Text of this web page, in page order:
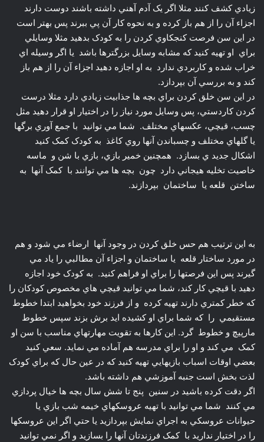
زيادي کشف کنند مثلا اگر يک آدم آهني داشته باشند دوست دارند
اجزاء آن را از هم باز کرده و به نحوه کار آن پي ببرند پس بهتر است
در اين سن فرصت کنجکاوي کردن را به کودک بدهيد مثلا وسايلي
براي او تهيه کنيد که مشابه وسايل بزرگترها باشد يا اگر وسيله اي
خراب شده و کاربردي ندارد به او اجازه دهيد اجزاء آن را از هم باز
کند و به بررسي آن بپردازد.
در اين سن خلق کردن براي بچه ها جذابيت زيادي دارد مثلا درست
کردن کاردستي، پس وسايل مورد نياز را در اختيار او قرار دهيد مثل
چسب، قيچي، عکسهاي مختلف. شما مي توانيد با جمع آوري برگها
يا گلهاي مختلف و چسباندن آنها روي کاغذ به کودک کمک کنيد
اشکال جديد ي بسازد. همچنين خمير بازي، بازي با شن و ماسه
خاصيت تخليه هيجاني دارد چون بچه ها مي توانند با کمک آنها به
ساختن قلعه يا ساختمان بپردازند.
به اين ترتيب هم حس خلق کردن در وجود آنها ارضاء مي شود و هم
در مورد ساختار قلعه يا ساختمان و اجزاء آن مطالبي را ياد مي
گيرند پس اين فرصتها را براي او فراهم کنيد. به کودک خود اجازه
دهيد با قيچي کار کند، شما مي توانيد قيچي هاي مخصوص کودکان را
که خطر کمتري دارند تهيه کرده و از فرزند خود بخواهيد ابتدا خطوط
مستقيمي را که شما براي او کشيده ايد برش بزند سپس خطوط
مارپيچ و خطوط گرد. اين کارها به تقويت مهارتهاي مناسب با سن او
کمک مي کند و او را براي مدرسه هم آماده مي نمايد. سعي کنيد
بعضي اوقات اسباب بازيهايي تهيه کنيد که در عين حال که براي کودک
لذت بخش است جنبه آموزشي هم داشته باشد.
اگر دقت کرده باشيد در سنين پنج تا شش سال بچه ها خيال پردازي
مي کنند شما مي توانيد با تهيه عروسکهاي خيمه شب بازي يا
حيوانات عروسکي به اجراي نمايش بپردازيد يا حتي اگر اين عروسکها
را در اختيار نداريد با کمک فرزندتان آنها را بسازيد و اگر نمي توانيد